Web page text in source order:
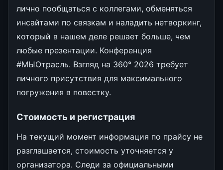
лично пообщаться с коллегами, обменяться
инсайтами по связкам и наладить нетворкинг,
который в нашем деле решает больше, чем
любые презентации. Конференция
#МЫОтрасль. Взгляд на 360° 2026 требует
личного присутствия для максимального
погружения в повестку.
Стоимость и регистрация
На текущий момент информация по прайсу не
разглашается, стоимость уточняется у
организатора. Следи за официальными